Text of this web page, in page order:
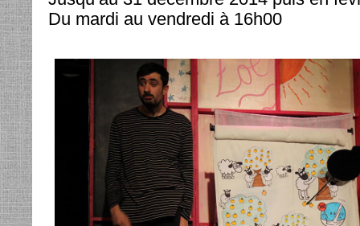
Du mardi au vendredi à 16h00